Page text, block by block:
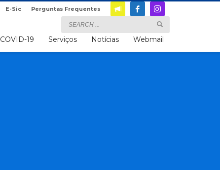
E-Sic Perguntas Frequentes
COVID-19 Serviços Notícias Webmail